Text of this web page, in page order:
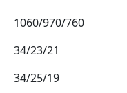
1060/970/760
34/23/21
34/25/19